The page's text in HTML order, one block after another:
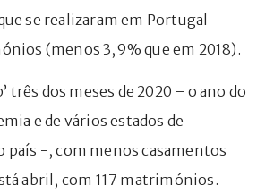
se realizaram em Portugal
(menos 3,9% que em 2018).
três dos meses de 2020 – o ano do
e de vários estados de
país -, com menos casamentos
abril, com 117 matrimónios.